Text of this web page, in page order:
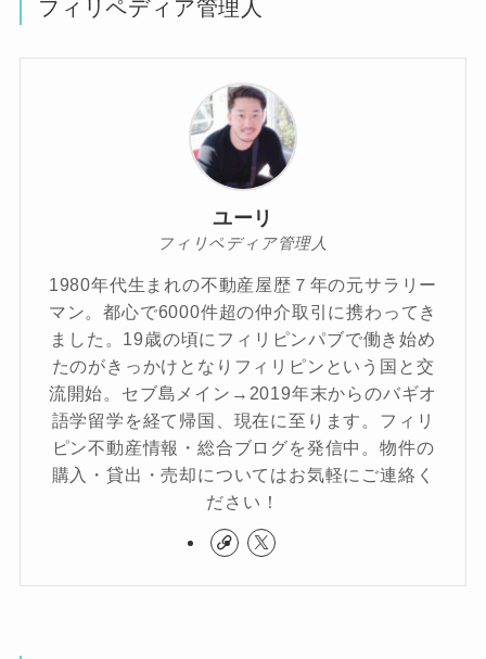
フィリペディア管理人
ユーリ
フィリペディア管理人
1980年代生まれの不動産屋歴７年の元サラリー
マン。都心で6000件超の仲介取引に携わってき
ました。19歳の頃にフィリピンパブで働き始め
たのがきっかけとなりフィリピンという国と交
流開始。セブ島メイン→2019年末からのバギオ
語学留学を経て帰国、現在に至ります。フィリ
ピン不動産情報・総合ブログを発信中。物件の
購入・貸出・売却についてはお気軽にご連絡く
ださい！